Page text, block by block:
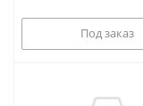
Под заказ